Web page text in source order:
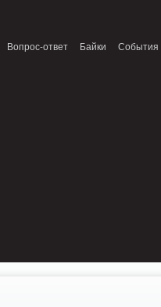
Вопрос-ответ Байки События